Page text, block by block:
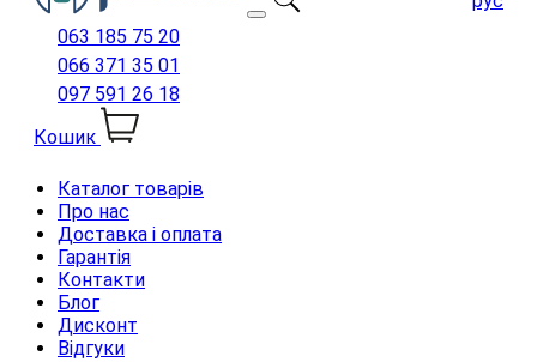
063 185 75 20
066 371 35 01
097 591 26 18
Кошик
Каталог товарів
Про нас
Доставка і оплата
Гарантія
Контакти
Блог
Дисконт
Відгуки